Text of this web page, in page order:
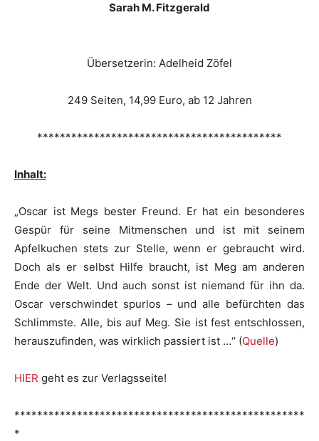
Sarah M. Fitzgerald
Übersetzerin: Adelheid Zöfel
249 Seiten, 14,99 Euro, ab 12 Jahren
*******************************************
Inhalt:
„Oscar ist Megs bester Freund. Er hat ein besonderes
Gespür für seine Mitmenschen und ist mit seinem
Apfelkuchen stets zur Stelle, wenn er gebraucht wird.
Doch als er selbst Hilfe braucht, ist Meg am anderen
Ende der Welt. Und auch sonst ist niemand für ihn da.
Oscar verschwindet spurlos – und alle befürchten das
Schlimmste. Alle, bis auf Meg. Sie ist fest entschlossen,
herauszufinden, was wirklich passiert ist …“ (Quelle)
HIER geht es zur Verlagsseite!
***************************************************
*